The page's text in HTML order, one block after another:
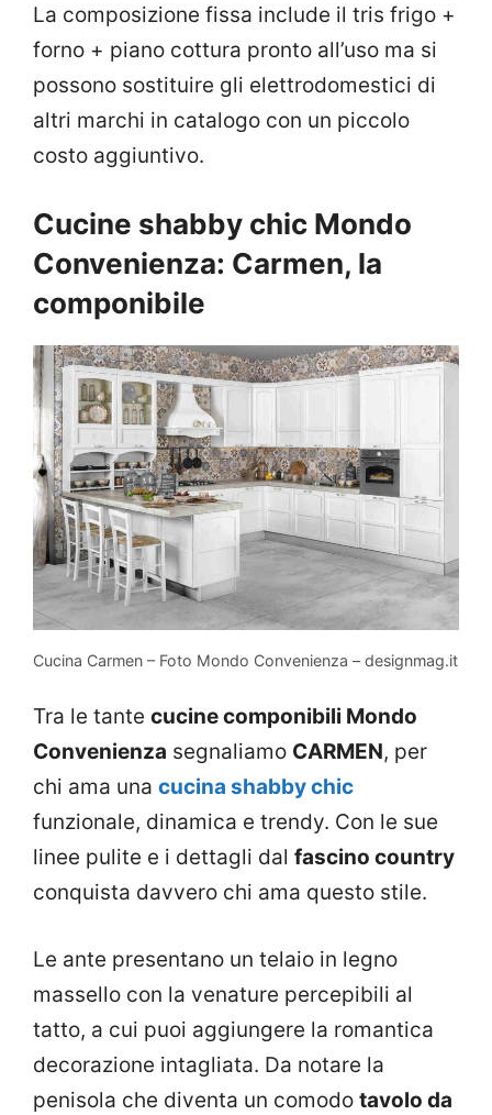
La composizione fissa include il tris frigo +
forno + piano cottura pronto all’uso ma si
possono sostituire gli elettrodomestici di
altri marchi in catalogo con un piccolo
costo aggiuntivo.
Cucine shabby chic Mondo
Convenienza: Carmen, la
componibile
Cucina Carmen – Foto Mondo Convenienza – designmag.it
Tra le tante cucine componibili Mondo
Convenienza segnaliamo CARMEN, per
chi ama una cucina shabby chic
funzionale, dinamica e trendy. Con le sue
linee pulite e i dettagli dal fascino country
conquista davvero chi ama questo stile.
Le ante presentano un telaio in legno
massello con la venature percepibili al
tatto, a cui puoi aggiungere la romantica
decorazione intagliata. Da notare la
penisola che diventa un comodo tavolo da